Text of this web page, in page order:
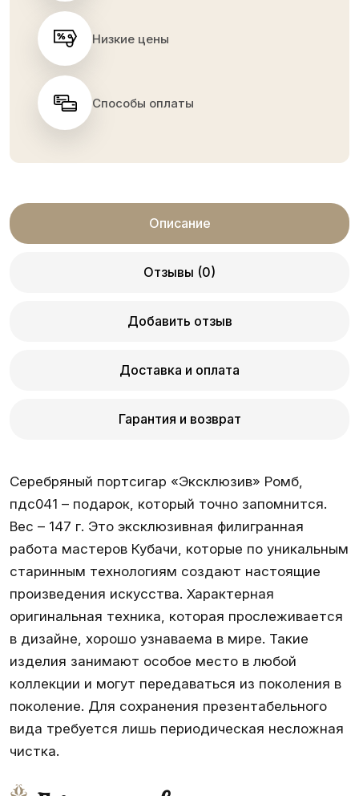
Низкие цены
Способы оплаты
Описание
Отзывы (0)
Добавить отзыв
Доставка и оплата
Гарантия и возврат
Серебряный портсигар «Эксклюзив» Ромб,
пдс041 – подарок, который точно запомнится.
Вес – 147 г. Это эксклюзивная филигранная
работа мастеров Кубачи, которые по уникальным
старинным технологиям создают настоящие
произведения искусства. Характерная
оригинальная техника, которая прослеживается
в дизайне, хорошо узнаваема в мире. Такие
изделия занимают особое место в любой
коллекции и могут передаваться из поколения в
поколение. Для сохранения презентабельного
вида требуется лишь периодическая несложная
чистка.